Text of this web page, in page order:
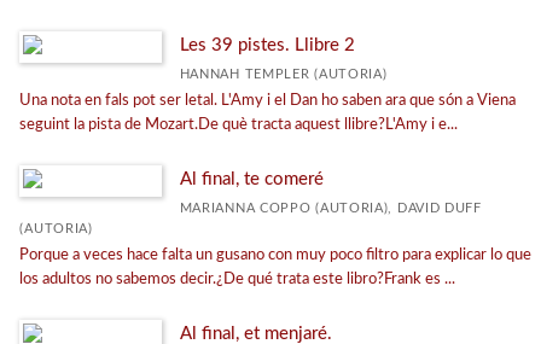
Les 39 pistes. Llibre 2
HANNAH TEMPLER (AUTORIA)
Una nota en fals pot ser letal. L'Amy i el Dan ho saben ara que són a Viena
seguint la pista de Mozart.De què tracta aquest llibre?L'Amy i e...
Al final, te comeré
MARIANNA COPPO (AUTORIA), DAVID DUFF
(AUTORIA)
Porque a veces hace falta un gusano con muy poco filtro para explicar lo que
los adultos no sabemos decir.¿De qué trata este libro?Frank es ...
Al final, et menjaré.